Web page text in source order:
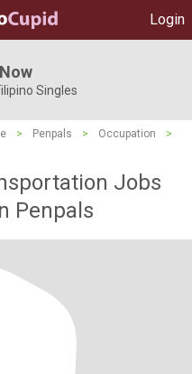
Login
Singles
> Penpals > Occupation
>
Jobs
Penpals